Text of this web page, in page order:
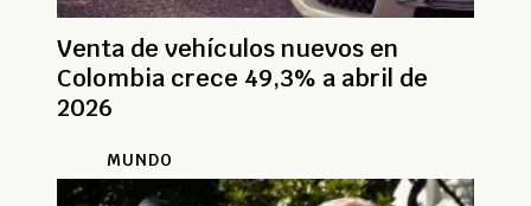
Venta de vehículos nuevos en
Colombia crece 49,3% a abril de
2026
MUNDO